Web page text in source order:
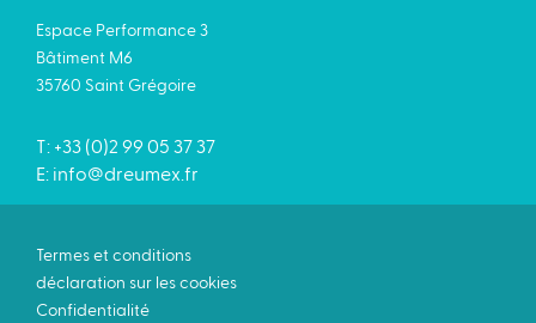
Espace Performance 3
Bâtiment M6
35760 Saint Grégoire
T: +33 (0)2 99 05 37 37
E: info@dreumex.fr
Termes et conditions
déclaration sur les cookies
Confidentialité